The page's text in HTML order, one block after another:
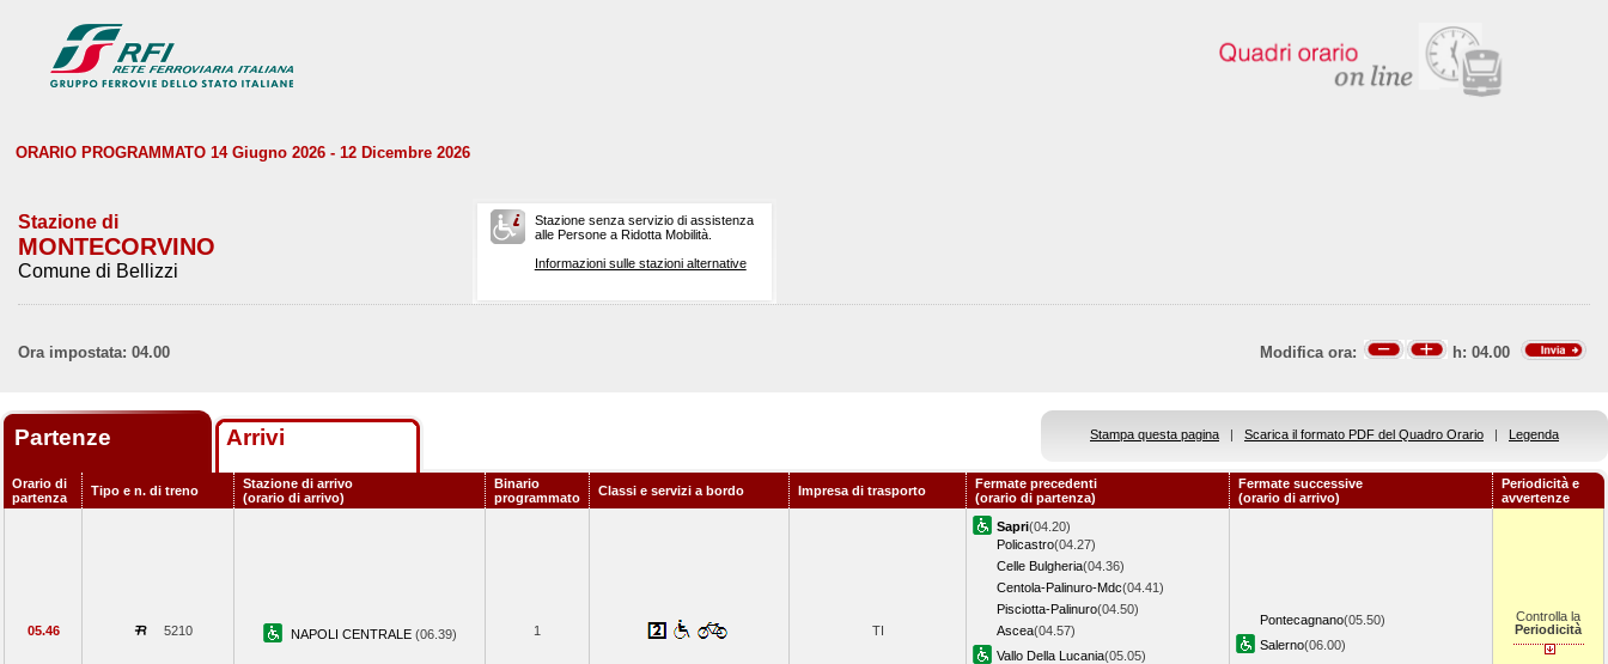
ORARIO PROGRAMMATO 14 Giugno 2026 - 12 Dicembre 2026
Stazione di
MONTECORVINO
Comune di Bellizzi
Stazione senza servizio di assistenza
alle Persone a Ridotta Mobilità.
Informazioni sulle stazioni alternative
Ora impostata: 04.00 Modifica ora: h: 04.00
Partenze Arrivi Stampa questa pagina | Scarica il formato PDF del Quadro Orario | Legenda
Orario di
partenza
Tipo e n. di treno
Stazione di arrivo
(orario di arrivo)
Binario
programmato
Classi e servizi a bordo Impresa di trasporto
Fermate precedenti
(orario di partenza)
Fermate successive
(orario di arrivo)
Periodicità e
avvertenze
05.46 5210 NAPOLI CENTRALE (06.39) 1 TI
Sapri(04.20)
Policastro(04.27)
Celle Bulgheria(04.36)
Centola-Palinuro-Mdc(04.41)
Pisciotta-Palinuro(04.50)
Ascea(04.57)
Vallo Della Lucania(05.05)
Pontecagnano(05.50)
Salerno(06.00)
Controlla la
Periodicità